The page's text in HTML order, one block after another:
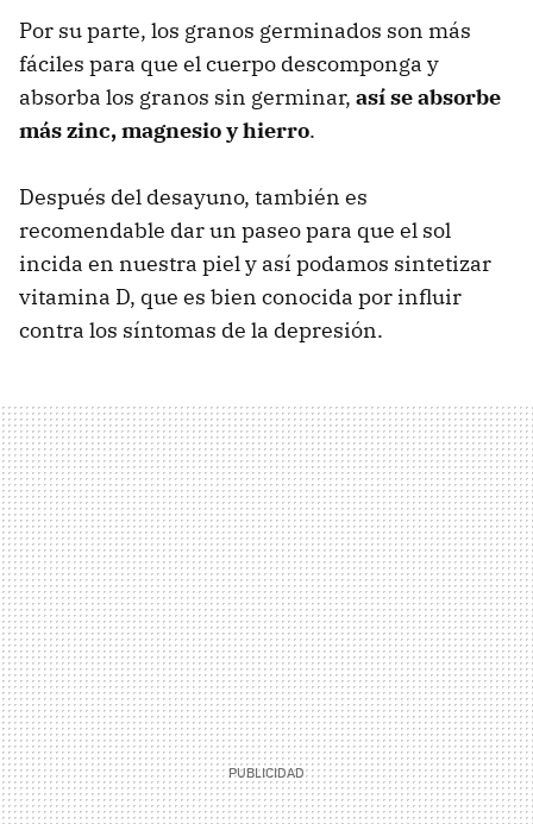
Por su parte, los granos germinados son más
fáciles para que el cuerpo descomponga y
absorba los granos sin germinar, así se absorbe
más zinc, magnesio y hierro.
Después del desayuno, también es
recomendable dar un paseo para que el sol
incida en nuestra piel y así podamos sintetizar
vitamina D, que es bien conocida por influir
contra los síntomas de la depresión.